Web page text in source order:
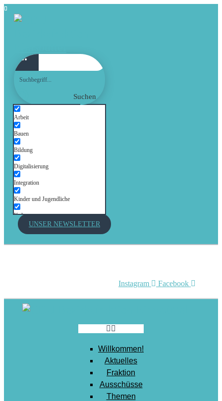
Suchen
Arbeit
Bauen
Bildung
Digitalisierung
Integration
Kinder und Jugendliche
Kultur
Mobilität
Stadtentwicklung
Umwelt
UNSER NEWSLETTER
Instagram Facebook
Willkommen!
Aktuelles
Fraktion
Ausschüsse
Themen